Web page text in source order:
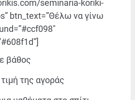
seminaria-koriki-
btn_text=”Θέλω να γίνω
βάθος
της αγοράς